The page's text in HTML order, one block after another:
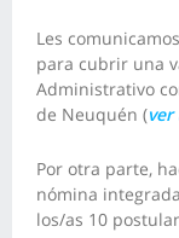
Les
para cubrir una
Administrativo
de Neuquén (ver
Por otra parte,
nómina
los/as 10